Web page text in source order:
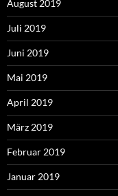
August 2019
Juli 2019
Juni 2019
Mai 2019
April 2019
März 2019
Februar 2019
Januar 2019